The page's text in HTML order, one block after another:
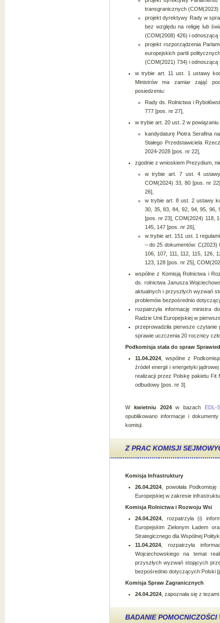
transgranicznych (COM(2023)
projekt dyrektywy Rady w
bez względu na religię lub
(COM(2008) 426) i odnoszącą
projekt rozporządzenia
europejskich partii
(COM(2021) 734) i odnoszącą
w trybie art. 11 ust. 1 ustawy
Ministrów ma zamiar zająć
posiedzeniu:
Rady ds. Rolnictwa i
777 [pos. nr 27],
w trybie art. 20 ust. 2 w
kandydaturę Piotra Serafina
Stałego Przedstawiciela
2024-2028 [pos. nr 22],
zgodnie z wnioskiem Prezydium,
w trybie art. 7 ust. 4
COM(2024) 33, 80 [pos. nr
26],
w trybie art. 8 ust. 2 ustawy
30, 35, 83, 84, 92, 94, 95, 96,
[pos. nr 23], COM(2024) 118,
145, 147 [pos. nr 26],
w trybie art. 151 ust. 1
– do 25 dokumentów: C(2023)
106, 107, 111, 112, 115, 126,
123, 128 [pos. nr 25],
wspólne z Komisją Rolnictwa i
ds. rolnictwa Janusza
aktualnych i przyszłych wyzwań
problemów bezpośrednio
rozpatrzyła informację ministra
Radzie Unii Europejskiej w
przeprowadziła pierwsze
sprawie uczczenia 20 rocznicy
Podkomisja stała do spraw
11.04.2024 , wspólne z
źródeł energii i energetyki
realizacji przez Polskę pakietu Fit
odbudowy [pos. nr 3].
W kwietniu 2024w bazach
EDL-S
opublikowano informacje i
komisji.
Z PRAC KOMISJI
Komisja Infrastruktury
26.04.2024 , powołała
Europejskiej w zakresie
Komisja Rolnictwa i Rozwoju Wsi
24.04.2024 , rozpatrzyła (i)
Europejskim Zielonym Ładem
Strategicznego dla Wspólnej
11.04.2024 , rozpatrzyła
Wojciechowskiego na temat
przyszłych wyzwań stojących
bezpośrednio dotyczących Polski
Komisja Spraw Zagranicznych
24.04.2024 , zapoznała się z
BADANIE